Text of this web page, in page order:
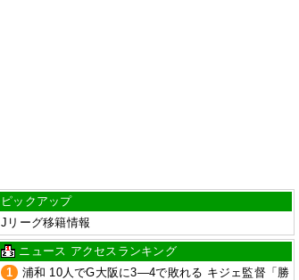
ピックアップ
Jリーグ移籍情報
ニュース アクセスランキング
1
浦和 10人でG大阪に3―4で敗れる キジェ監督「勝